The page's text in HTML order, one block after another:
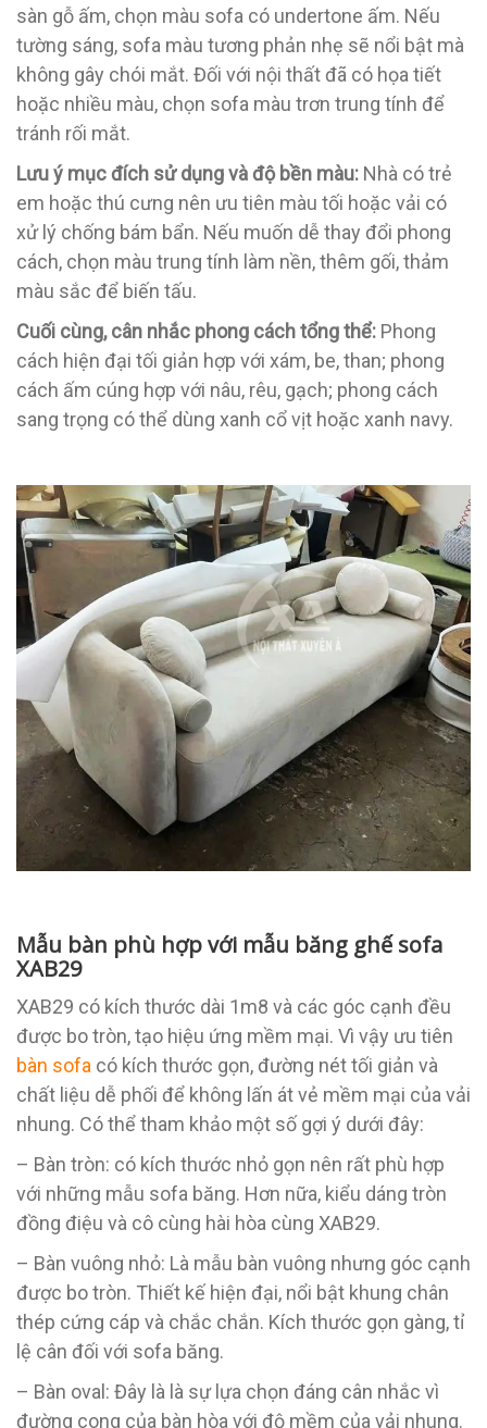
sàn gỗ ấm, chọn màu sofa có undertone ấm. Nếu
tường sáng, sofa màu tương phản nhẹ sẽ nổi bật mà
không gây chói mắt. Đối với nội thất đã có họa tiết
hoặc nhiều màu, chọn sofa màu trơn trung tính để
tránh rối mắt.
Lưu ý mục đích sử dụng và độ bền màu: Nhà có trẻ
em hoặc thú cưng nên ưu tiên màu tối hoặc vải có
xử lý chống bám bẩn. Nếu muốn dễ thay đổi phong
cách, chọn màu trung tính làm nền, thêm gối, thảm
màu sắc để biến tấu.
Cuối cùng, cân nhắc phong cách tổng thể: Phong
cách hiện đại tối giản hợp với xám, be, than; phong
cách ấm cúng hợp với nâu, rêu, gạch; phong cách
sang trọng có thể dùng xanh cổ vịt hoặc xanh navy.
Mẫu bàn phù hợp với mẫu băng ghế sofa
XAB29
XAB29 có kích thước dài 1m8 và các góc cạnh đều
được bo tròn, tạo hiệu ứng mềm mại. Vì vậy ưu tiên
bàn sofa có kích thước gọn, đường nét tối giản và
chất liệu dễ phối để không lấn át vẻ mềm mại của vải
nhung. Có thể tham khảo một số gợi ý dưới đây:
– Bàn tròn: có kích thước nhỏ gọn nên rất phù hợp
với những mẫu sofa băng. Hơn nữa, kiểu dáng tròn
đồng điệu và cô cùng hài hòa cùng XAB29.
– Bàn vuông nhỏ: Là mẫu bàn vuông nhưng góc cạnh
được bo tròn. Thiết kế hiện đại, nổi bật khung chân
thép cứng cáp và chắc chắn. Kích thước gọn gàng, tỉ
lệ cân đối với sofa băng.
– Bàn oval: Đây là là sự lựa chọn đáng cân nhắc vì
đường cong của bàn hòa với độ mềm của vải nhung.